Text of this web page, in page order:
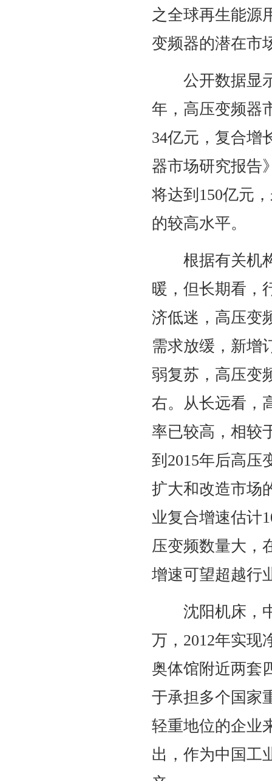
之全球再生能源
变频器的潜在市
公开数据显示
年，高压变频器
34亿元，复合增
器市场研究报告
将达到150亿元
的较高水平。
根据有关机构
暖，但长期看，
济低迷，高压变
需求放缓，新增
弱复苏，高压变
右。从长远看，
率已较高，相较
到2015年后高压
扩大和改造市场
业复合增速估计
压变频数量大，
增速可望超越行
沈阳机床，中
万，2012年实现
奥体馆附近两套
于承担多个国家
轻重地位的企业
出，作为中国工